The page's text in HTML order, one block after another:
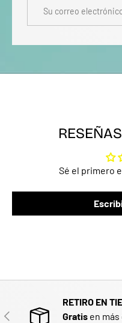
Sé el primero
ANTERIOR
RETIRO EN
Gratis en